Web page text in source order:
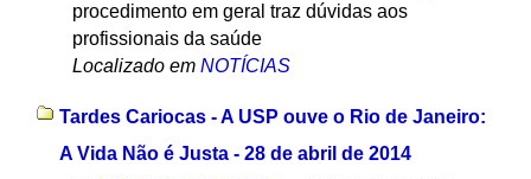
procedimento em geral traz dúvidas aos
profissionais da saúde
Localizado em NOTÍCIAS
Tardes Cariocas - A USP ouve o Rio de Janeiro:
A Vida Não é Justa - 28 de abril de 2014